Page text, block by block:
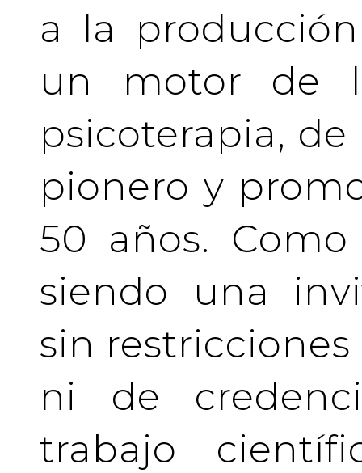
a la
un motor de
psicoterapia,
pionero y
50 años.
siendo una
sin
ni de
trabajo